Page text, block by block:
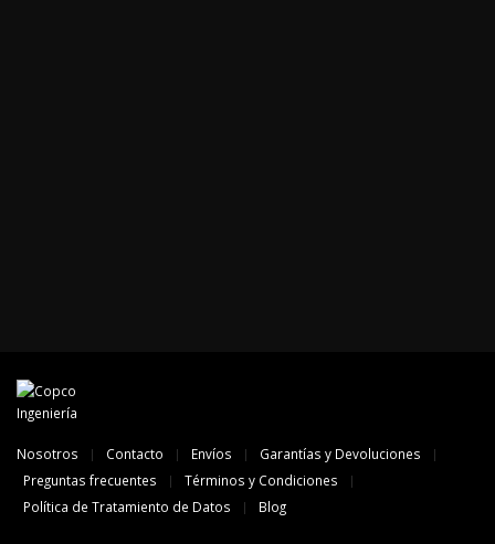
Nosotros Contacto Envíos
Garantías y Devoluciones
Preguntas frecuentes
Términos y Condiciones
Política de Tratamiento de Datos
Blog